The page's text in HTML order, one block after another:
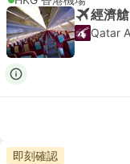
經濟
Qatar
即刻確認